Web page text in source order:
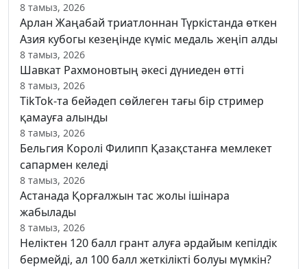
8 тамыз, 2026
Арлан Жаңабай триатлоннан Түркістанда өткен
Азия кубогы кезеңінде күміс медаль жеңіп алды
8 тамыз, 2026
Шавкат Рахмоновтың әкесі дүниеден өтті
8 тамыз, 2026
TikTok-та бейәдеп сөйлеген тағы бір стример
қамауға алынды
8 тамыз, 2026
Бельгия Королі Филипп Қазақстанға мемлекет
сапармен келеді
8 тамыз, 2026
Астанада Қорғалжын тас жолы ішінара
жабылады
8 тамыз, 2026
Неліктен 120 балл грант алуға әрдайым кепілдік
бермейді, ал 100 балл жеткілікті болуы мүмкін?